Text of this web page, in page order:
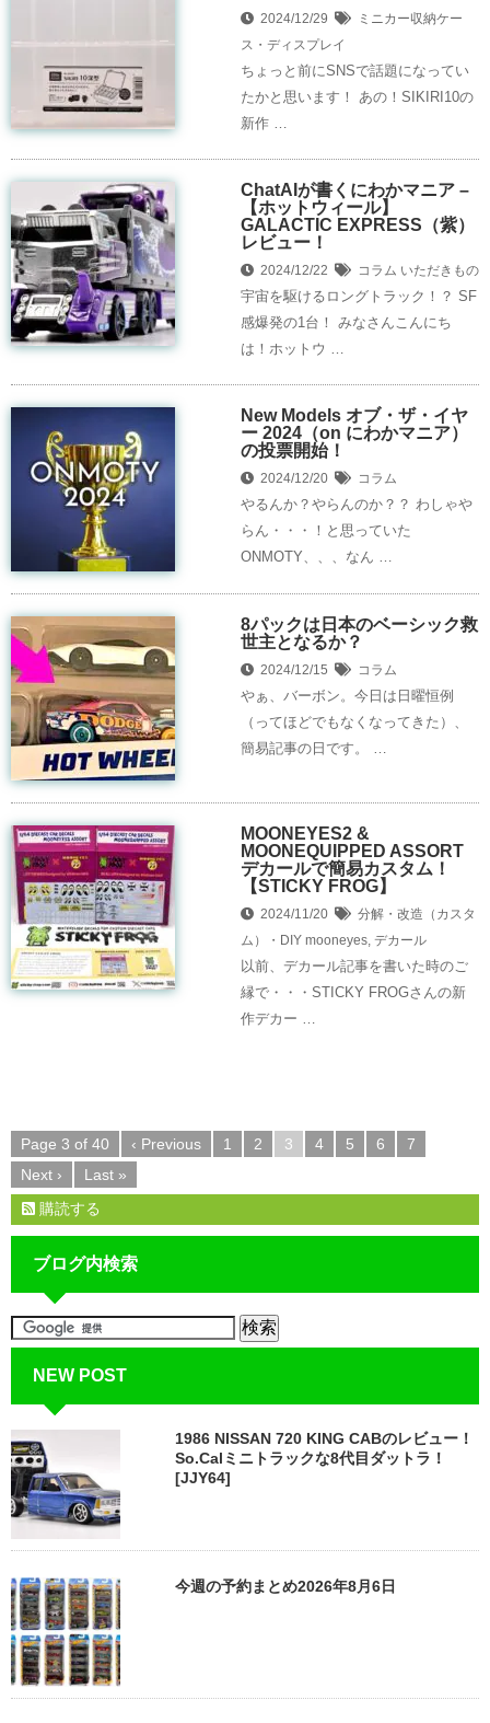
2024/12/29
ミニカー収納ケー
ス・ディスプレイ
ちょっと前にSNSで話題になってい
たかと思います！ あの！SIKIRI10の
新作 …
ChatAIが書くにわかマニア –
【ホットウィール】
GALACTIC EXPRESS（紫）
レビュー！
2024/12/22 コラム いただきもの
宇宙を駆けるロングトラック！？ SF
感爆発の1台！ みなさんこんにち
は！ホットウ …
New Models オブ・ザ・イヤ
ー 2024（on にわかマニア）
の投票開始！
2024/12/20 コラム
やるんか？やらんのか？？ わしゃや
らん・・・！と思っていた
ONMOTY、、、なん …
8パックは日本のベーシック救
世主となるか？
2024/12/15 コラム
やぁ、バーボン。今日は日曜恒例
（ってほどでもなくなってきた）、
簡易記事の日です。 …
MOONEYES2 &
MOONEQUIPPED ASSORT
デカールで簡易カスタム！
【STICKY FROG】
2024/11/20
分解・改造（カスタ
ム）・DIY mooneyes, デカール
以前、デカール記事を書いた時のご
縁で・・・STICKY FROGさんの新
作デカー …
Page 3 of 40 ‹ Previous 1 2 3 4 5 6
7
Next ›
Last »
購読する
ブログ内検索
NEW POST
1986 NISSAN 720 KING CABのレビュー！
So.Calミニトラックな8代目ダットラ！
[JJY64]
今週の予約まとめ2026年8月6日